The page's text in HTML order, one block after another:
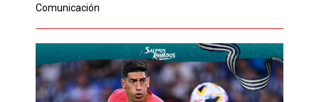
Comunicación